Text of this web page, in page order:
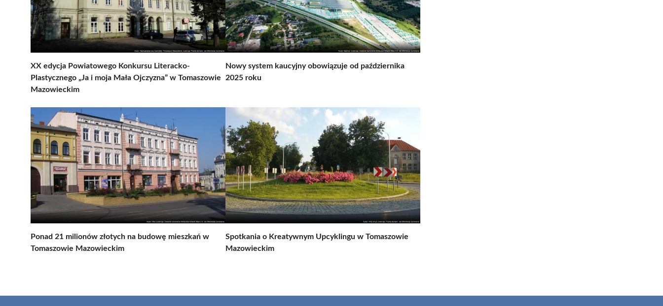
XX edycja Powiatowego Konkursu Literacko-
Plastycznego „Ja i moja Mała Ojczyzna” w Tomaszowie
Mazowieckim
Nowy system kaucyjny obowiązuje od października
2025 roku
Ponad 21 milionów złotych na budowę mieszkań w
Tomaszowie Mazowieckim
Spotkania o Kreatywnym Upcyklingu w Tomaszowie
Mazowieckim